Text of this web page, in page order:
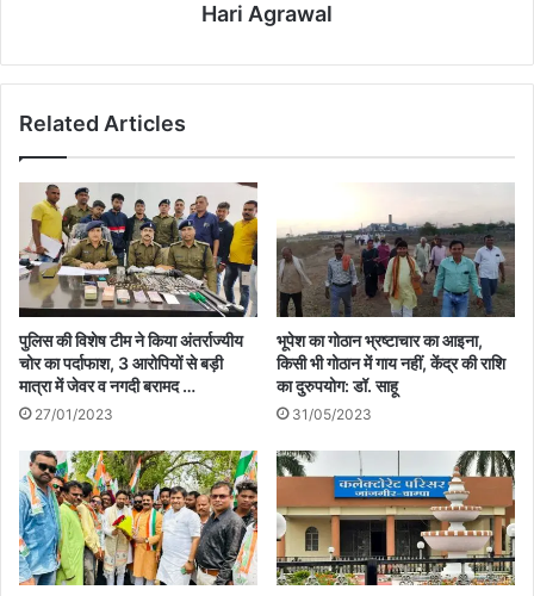
Hari Agrawal
Related Articles
पुलिस की विशेष टीम ने किया अंतर्राज्यीय
चोर का पर्दाफाश, 3 आरोपियों से बड़ी
मात्रा में जेवर व नगदी बरामद …
27/01/2023
भूपेश का गोठान भ्रष्टाचार का आइना,
किसी भी गोठान में गाय नहीं, केंद्र की राशि
का दुरुपयोग: डॉ. साहू
31/05/2023